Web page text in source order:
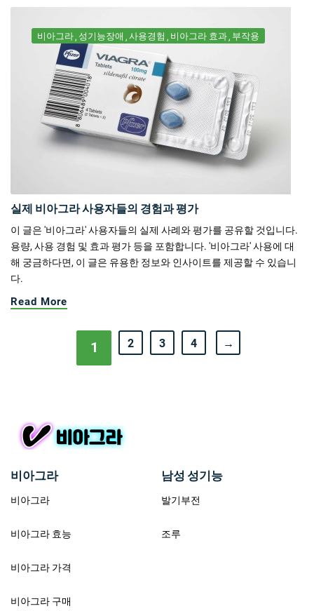
비아그라 성기능장애 사용경험 비아그라 효과 부작용
실제 비아그라 사용자들의 경험과 평가
이 글은 '비아그라' 사용자들의 실제 사례와 평가를 공유할 것입니다.
용량, 사용 경험 및 효과 평가 등을 포함합니다. '비아그라' 사용에 대
해 궁금하다면, 이 글은 유용한 정보와 인사이트를 제공할 수 있습니
다.
Read More
1 2 3 4 →
비아그라
비아그라
비아그라 효능
비아그라 가격
비아그라 구매
남성 성기능
발기부전
조루